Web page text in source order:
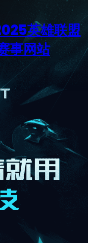
英雄联盟
事网站